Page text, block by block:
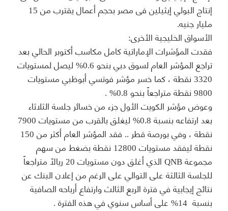
إنتاج البولي إيثيلين فى مصر بحجم أعمال يقترب من 15
مليار جنيه.
الأسواق الخليجية الأخرى:
فقدت المؤشرات الإماراتية كامل مكاسب أكتوبر الحالي بعد
تراجع المؤشر العام لسوق دبي بنحو 0.6% ليصل لمستويات
3320 نقطة ، كما خسر مؤشر فوتسي أبوظبي مستويات
9800 نقطة متراجعاً بنحو 0.8% .
وعوض مؤشر الكويت الأول جزء من خسائر جلسة الثلاثاء
بعد ارتفاعه بنسبة 0.8% ليغلق بالقرب من مستويات 7900
نقطة ، وفي بورصة قطر .. فقد المؤشر العام أكثر من 150
نقطة ليفقد مستويات 12800 نقطة بضغط من سهم
مجموعة QNB الذي أغلق دون مستويات 20 ريالاً متراجعاً
للجلسة الثالثة على التوالي على الرغم من إعلان البنك عن
نتائج إيجابية في فترة الربع الثالث وارتفاع أرباحه الصافية
بنسبة 14% على أساس سنوي في هذه الفترة .